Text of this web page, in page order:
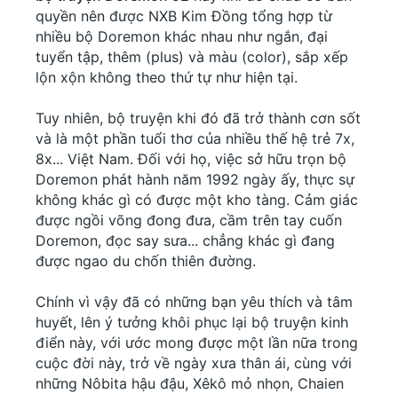
quyền nên được NXB Kim Đồng tổng hợp từ
nhiều bộ Doremon khác nhau như ngắn, đại
tuyển tập, thêm (plus) và màu (color), sắp xếp
lộn xộn không theo thứ tự như hiện tại.
Tuy nhiên, bộ truyện khi đó đã trở thành cơn sốt
và là một phần tuổi thơ của nhiều thế hệ trẻ 7x,
8x... Việt Nam. Đối với họ, việc sở hữu trọn bộ
Doremon phát hành năm 1992 ngày ấy, thực sự
không khác gì có được một kho tàng. Cảm giác
được ngồi võng đong đưa, cầm trên tay cuốn
Doremon, đọc say sưa... chẳng khác gì đang
được ngao du chốn thiên đường.
Chính vì vậy đã có những bạn yêu thích và tâm
huyết, lên ý tưởng khôi phục lại bộ truyện kinh
điển này, với ước mong được một lần nữa trong
cuộc đời này, trở về ngày xưa thân ái, cùng với
những Nôbita hậu đậu, Xêkô mỏ nhọn, Chaien